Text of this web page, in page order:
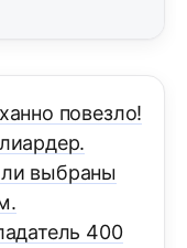
повезло!
выбраны
400